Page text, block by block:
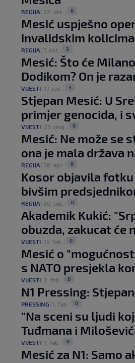
REGIJA 22. okt. 0
Mesić uspješno
invalidskim kolicima
REGIJA 7. okt. 3
Mesić: Što će
Dodikom? On je
VIJESTI 17. jun. 3
Stjepan Mesić: U
primjer genocida, i
VIJESTI 23. maj. 0
Mesić: Ne može se
ona je mala država
REGIJA 28. apr. 0
Kosor objavila
bivšim
REGIJA 30. dec. 0
Akademik Kukić:
obuzda, zakucat će
VIJESTI 15. feb. 0
Mesić o
s NATO presjekla
VIJESTI 2. feb. 0
N1 Pressing:
PRESSING 1. feb. 0
"Na sceni su ljudi
Tuđmana i
VIJESTI 1. feb. 0
Mesić za N1: Samo